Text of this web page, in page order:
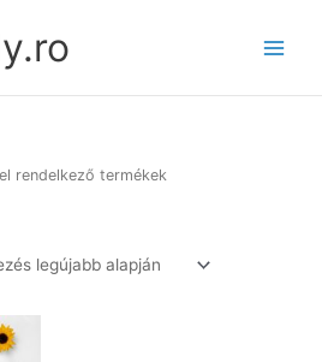
rendelkező termékek